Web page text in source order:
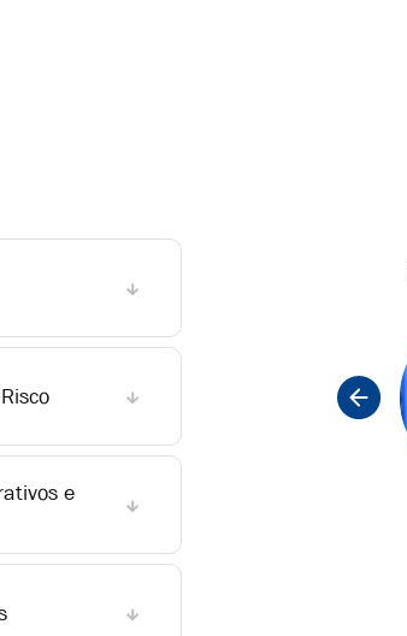
e
Alison Barbosa
na KPMG Brasil, especialista
implementação de modelos
diversos setores, com uma
Governança, Riscos e
Conformidade.